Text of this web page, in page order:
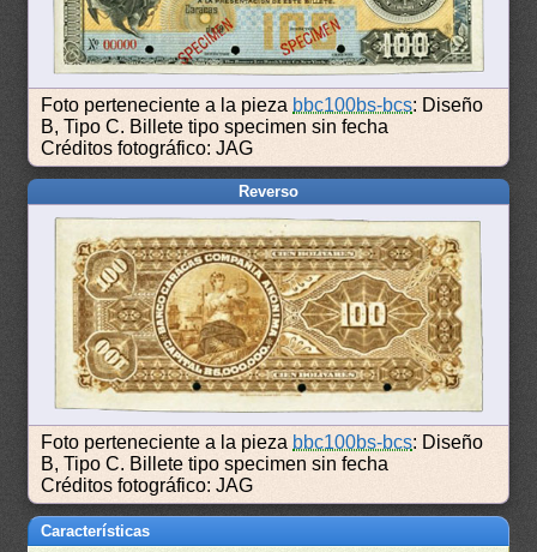
Foto perteneciente a la pieza bbc100bs-bcs: Diseño
B, Tipo C. Billete tipo specimen sin fecha
Créditos fotográfico: JAG
Reverso
Foto perteneciente a la pieza bbc100bs-bcs: Diseño
B, Tipo C. Billete tipo specimen sin fecha
Créditos fotográfico: JAG
Características